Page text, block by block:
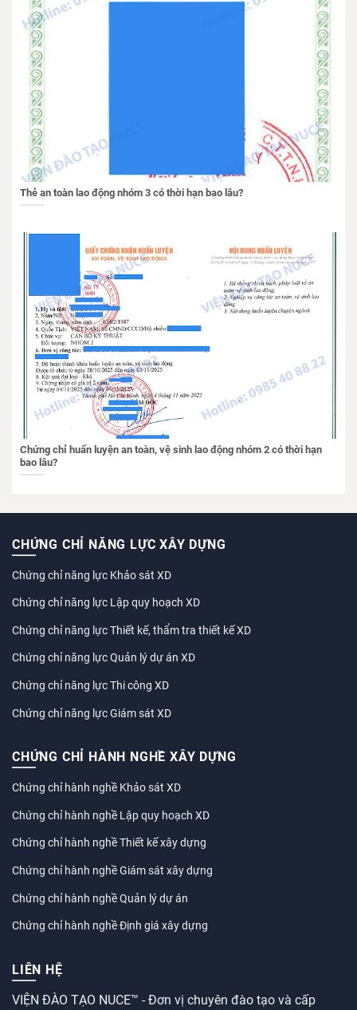
Thẻ an toàn lao động nhóm 3 có thời hạn bao lâu?
Chứng chỉ huấn luyện an toàn, vệ sinh lao động nhóm 2 có thời hạn
bao lâu?
CHỨNG CHỈ NĂNG LỰC XÂY DỰNG
Chứng chỉ năng lực Khảo sát XD
Chứng chỉ năng lực Lập quy hoạch XD
Chứng chỉ năng lực Thiết kế, thẩm tra thiết kế XD
Chứng chỉ năng lực Quản lý dự án XD
Chứng chỉ năng lực Thi công XD
Chứng chỉ năng lực Giám sát XD
CHỨNG CHỈ HÀNH NGHỀ XÂY DỰNG
Chứng chỉ hành nghề Khảo sát XD
Chứng chỉ hành nghề Lập quy hoạch XD
Chứng chỉ hành nghề Thiết kế xây dựng
Chứng chỉ hành nghề Giám sát xây dựng
Chứng chỉ hành nghề Quản lý dự án
Chứng chỉ hành nghề Định giá xây dựng
LIÊN HỆ
VIỆN ĐÀO TẠO NUCE™ - Đơn vị chuyên đào tạo và cấp